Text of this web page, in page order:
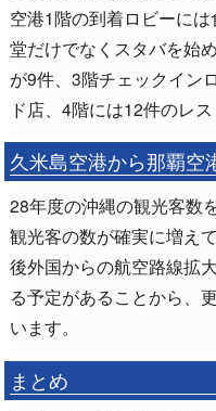
空港1階の到着ロビーに
堂だけでなくスタバを始
が9件、3階チェックイン
ド店、4階には12件のレ
久米島空港から那覇空
28年度の沖縄の観光客数
観光客の数が確実に増え
後外国からの航空路線拡
る予定があることから、
います。
まとめ